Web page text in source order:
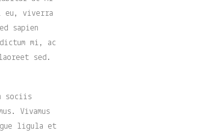
eu, viverra
sapien
mi, ac
sed.
sociis
Vivamus
ligula et